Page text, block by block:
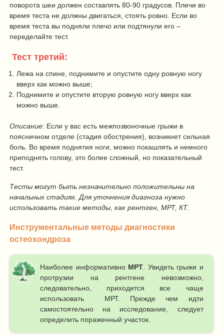
поворота шеи должен составлять 80-90 градусов. Плечи во
время теста не должны двигаться, стоять ровно. Если во
время теста вы подняли плечо или подтянули его –
переделайте тест.
Тест третий:
Лежа на спине, поднимите и опустите одну ровную ногу
вверх как можно выше;
Поднимите и опустите вторую ровную ногу вверх как
можно выше.
Описание: Если у вас есть межпозвоночные грыжи в
поясничном отделе (стадия обострения), возникнет сильная
боль. Во время поднятия ноги, можно покашлять и немного
приподнять голову, это более сложный, но показательный
тест.
Тесты могут быть незначительно положительны на
начальных стадиях. Для уточнения диагноза нужно
использовать такие методы, как рентген, МРТ, КТ.
Инструментальные методы диагностики
остеохондроза
Наиболее информативно МРТ . Увидеть грыжи и
протрузии на рентгене невозможно,
следовательно, приходится все чаще
использовать МРТ. Прежде чем идти
самостоятельно на исследование, следует
определить пораженный участок.